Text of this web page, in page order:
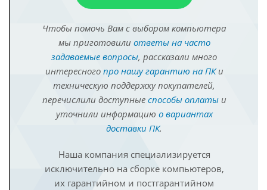
Чтобы помочь Вам с выбором компьютера
мы приготовили ответы на часто
задаваемые вопросы, рассказали много
интересного про нашу гарантию на ПКи
техническую поддержку покупателей,
перечислили доступные способы оплатыи
уточнили информацию о вариантах
доставки ПК.
Наша компания специализируется
исключительно на сборке компьютеров,
их гарантийном и постгарантийном